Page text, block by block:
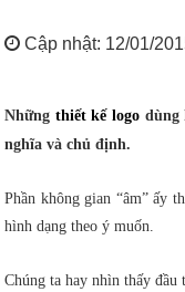
Cập nhật: 12/01/
Những thiết kế logo dùng
nghĩa và chủ định.
Phần không gian “âm” ấy
hình dạng theo ý muốn.
Chúng ta hay nhìn thấy đầu